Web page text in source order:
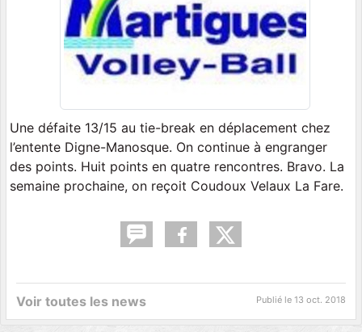
Une défaite 13/15 au tie-break en déplacement chez
l’entente Digne-Manosque. On continue à engranger
des points. Huit points en quatre rencontres. Bravo. La
semaine prochaine, on reçoit Coudoux Velaux La Fare.
Voir toutes les news Publié le 13 oct. 2018